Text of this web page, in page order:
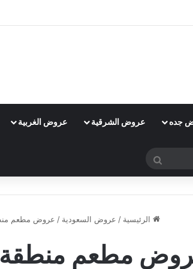
جده عروض الشرقية عروض الغربية
بحث
الرئيسية / عروض السعودية / عروض مطعم
مطعم منطقة